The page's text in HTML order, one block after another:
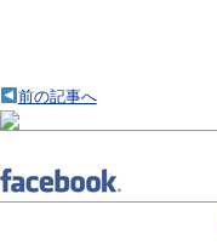
前の記事へ